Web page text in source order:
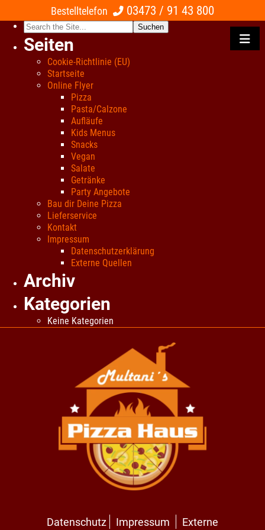
Bestelltelefon 03473 / 91 43 800
Search
for:
Seiten
Cookie-Richtlinie (EU)
Startseite
Online Flyer
Pizza
Pasta/Calzone
Aufläufe
Kids Menus
Snacks
Vegan
Salate
Getränke
Party Angebote
Bau dir Deine Pizza
Lieferservice
Kontakt
Impressum
Datenschutzerklärung
Externe Quellen
Archiv
Kategorien
Keine Kategorien
Datenschutz Impressum Externe